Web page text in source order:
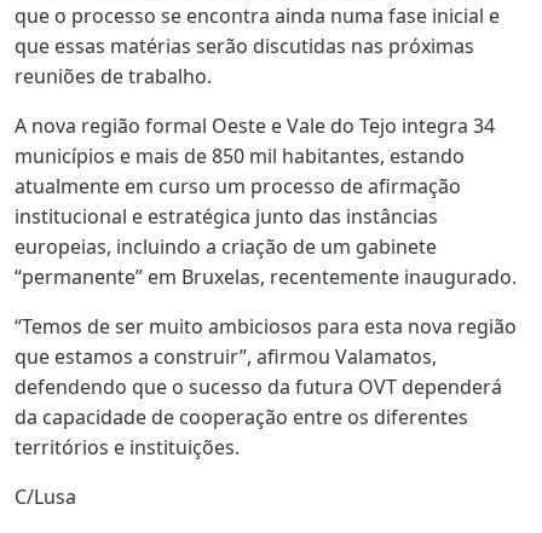
que o processo se encontra ainda numa fase inicial e
que essas matérias serão discutidas nas próximas
reuniões de trabalho.
A nova região formal Oeste e Vale do Tejo integra 34
municípios e mais de 850 mil habitantes, estando
atualmente em curso um processo de afirmação
institucional e estratégica junto das instâncias
europeias, incluindo a criação de um gabinete
“permanente” em Bruxelas, recentemente inaugurado.
“Temos de ser muito ambiciosos para esta nova região
que estamos a construir”, afirmou Valamatos,
defendendo que o sucesso da futura OVT dependerá
da capacidade de cooperação entre os diferentes
territórios e instituições.
C/Lusa